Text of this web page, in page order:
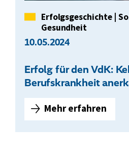
Kategorie
Erfolgsgeschichte |
Gesundheit
10.05.2024
Erfolg für den VdK:
Berufskrankheit
Mehr erfahren
E